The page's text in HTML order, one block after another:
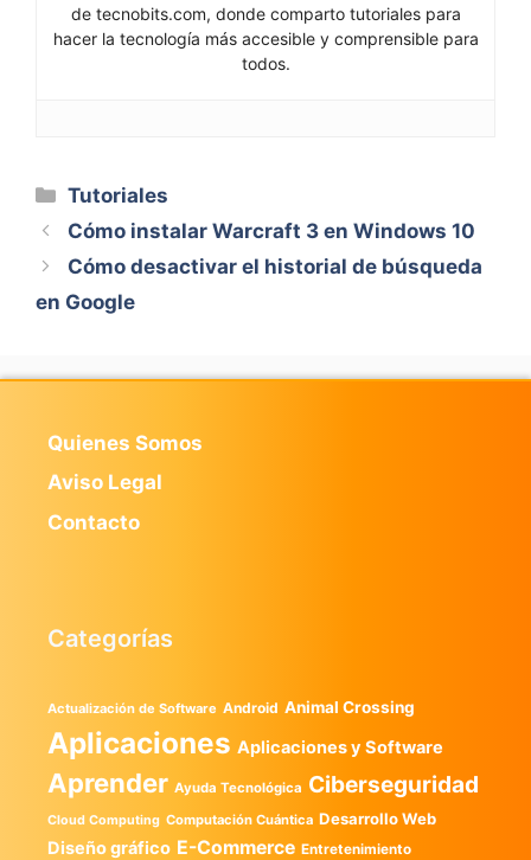
de tecnobits.com, donde comparto tutoriales para
hacer la tecnología más accesible y comprensible para
todos.
Categorías
Tutoriales
Cómo instalar Warcraft 3 en Windows 10
Cómo desactivar el historial de búsqueda
en Google
Quienes Somos
Aviso Legal
Contacto
Categorías
Actualización de Software Android Animal Crossing
Aplicaciones Aplicaciones y Software
Aprender Ayuda Tecnológica Ciberseguridad
Cloud Computing Computación Cuántica Desarrollo Web
Diseño gráfico E-Commerce Entretenimiento